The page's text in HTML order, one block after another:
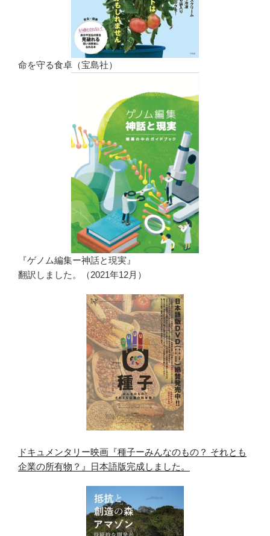
命を守る食卓（宝島社）
『ゲノム編集ー神話と現実』
翻訳しました。（2021年12月）
ドキュメンタリー映画『種子ーみんなのもの？ それとも
企業の所有物？』日本語版完成しました。